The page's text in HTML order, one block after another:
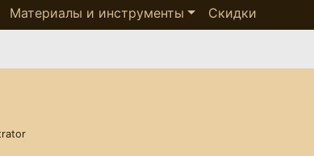
Материалы и инструменты
Скидки